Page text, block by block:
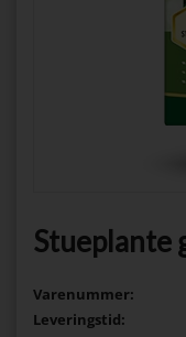
Stueplante
Varenummer:
Leveringstid: